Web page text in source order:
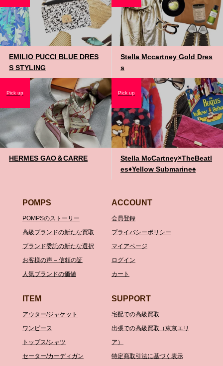
EMILIO PUCCI BLUE DRES
S STYLING
Stella Mccartney Gold Dres
s
HERMES GAO＆CARRE
Pick up
Stella McCartney×TheBeatl
es♦️Yellow Submarine♠️
Pick up
POMPS
POMPSのストーリー
高級ブランドの新たな買取
ブランド委託の新たな選択
お客様の声 – 信頼の証
人気ブランドの価値
ACCOUNT
会員登録
プライバシーポリシー
マイアページ
ログイン
カート
ITEM
アウター/ジャケット
ワンピース
トップス/シャツ
セーター/カーディガン
SUPPORT
宅配での高級買取
出張での高級買取（東京エリ
ア）
特定商取引法に基づく表示